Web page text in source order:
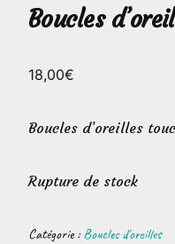
Boucles
18,00€
Boucles d’oreilles
Rupture de stock
Catégorie :Boucles d'oreilles